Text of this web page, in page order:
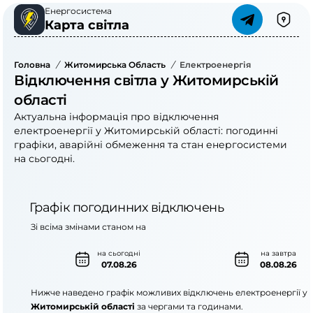
Енергосистема
Карта світла
Головна / Житомирська Область / Електроенергія
Відключення світла у Житомирській
області
Актуальна інформація про відключення
електроенергії у Житомирській області: погодинні
графіки, аварійні обмеження та стан енергосистеми
на сьогодні.
Графік погодинних відключень
на сьогодні
07.08.26
на завтра
08.08.26
Зі всіма змінами станом на
Нижче наведено графік можливих відключень електроенергії у
Житомирській області за чергами та годинами.